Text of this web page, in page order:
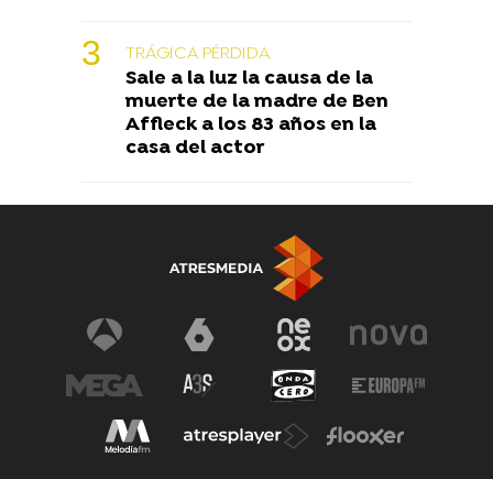
TRÁGICA PÉRDIDA
Sale a la luz la causa de la
muerte de la madre de Ben
Affleck a los 83 años en la
casa del actor